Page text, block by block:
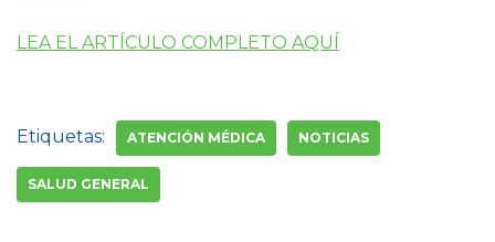
LEA EL ARTÍCULO COMPLETO AQUÍ
Etiquetas: ATENCIÓN MÉDICA NOTICIAS
SALUD GENERAL